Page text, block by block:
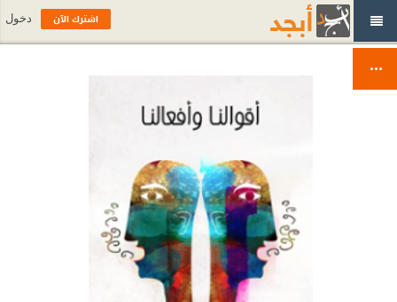
اشترك الآن دخول